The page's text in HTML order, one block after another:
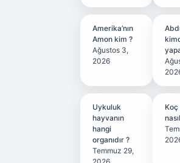
Amerika’nın
Amon kim ?
Ağustos 3,
2026
Uykuluk
hayvanın
hangi
organıdır ?
Temmuz 29,
Koç